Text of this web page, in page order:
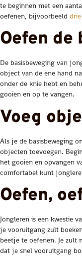
te beginnen met een
oefenen, bijvoorbeeld
Oefen de
De basisbeweging van
object van de ene hand
onder de knie hebt en
gooien en op te vangen.
Voeg
Als je de basisbeweging
objecten toevoegen.
het gooien en opvangen
comfortabel kunt
Oefen,
Jongleren is een kwestie
je vooruitgang zult
beetje te oefenen. Je zult
dat je snel vooruitgang